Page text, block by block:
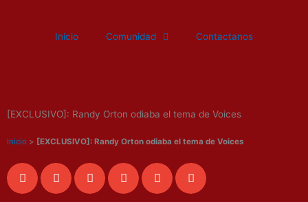
Inicio Comunidad Contactanos
[EXCLUSIVO]: Randy Orton odiaba el tema de Voices
Inicio > [EXCLUSIVO]: Randy Orton odiaba el tema de Voices